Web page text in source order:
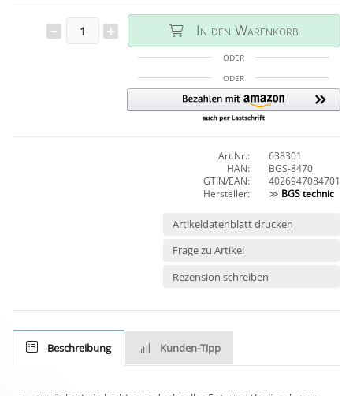
In den Warenkorb
ODER
ODER
Art.Nr.:
638301
HAN:
BGS-8470
GTIN/EAN:
4026947084701
Hersteller:
≫ BGS technic
Artikeldatenblatt drucken
Frage zu Artikel
Rezension schreiben
Beschreibung Kunden-Tipp